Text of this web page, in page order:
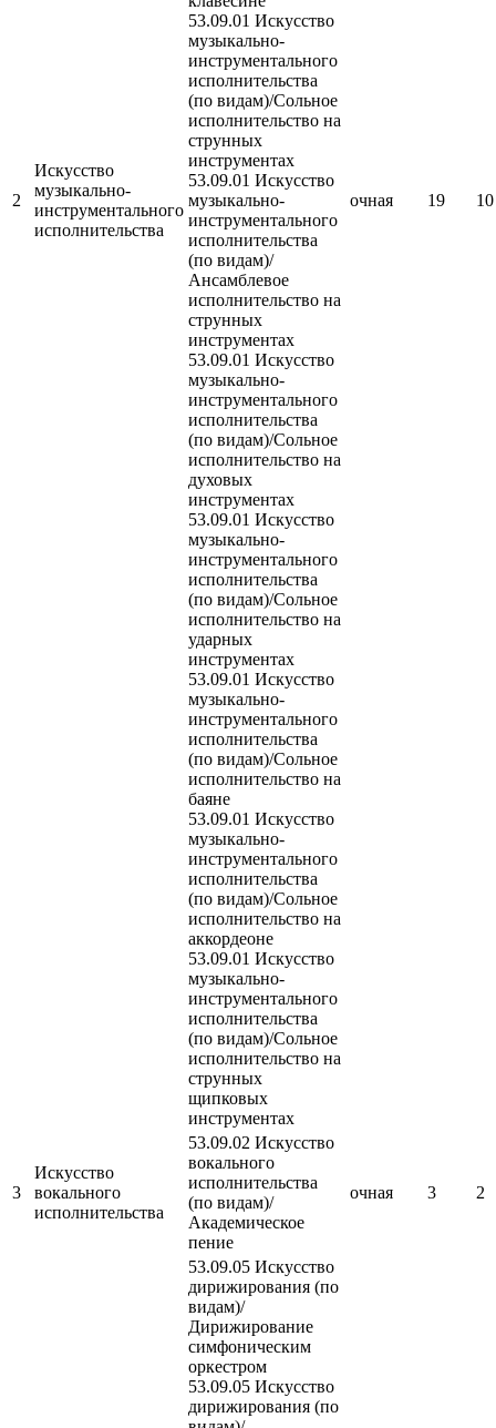
2
Искусство
музыкально-
инструментального
исполнительства
53.09.01 Искусство
музыкально-
инструментального
исполнительства
(по видам)/Сольное
исполнительство на
струнных
инструментах
53.09.01 Искусство
музыкально-
инструментального
исполнительства
(по видам)/
Ансамблевое
исполнительство на
струнных
инструментах
53.09.01 Искусство
музыкально-
инструментального
исполнительства
(по видам)/Сольное
исполнительство на
духовых
инструментах
53.09.01 Искусство
музыкально-
инструментального
исполнительства
(по видам)/Сольное
исполнительство на
ударных
инструментах
53.09.01 Искусство
музыкально-
инструментального
исполнительства
(по видам)/Сольное
исполнительство на
баяне
53.09.01 Искусство
музыкально-
инструментального
исполнительства
(по видам)/Сольное
исполнительство на
аккордеоне
53.09.01 Искусство
музыкально-
инструментального
исполнительства
(по видам)/Сольное
исполнительство на
струнных
щипковых
инструментах
очная 19 10
3
Искусство
вокального
исполнительства
53.09.02 Искусство
вокального
исполнительства
(по видам)/
Академическое
пение
очная 3 2
53.09.05 Искусство
дирижирования (по
видам)/
Дирижирование
симфоническим
оркестром
53.09.05 Искусство
дирижирования (по